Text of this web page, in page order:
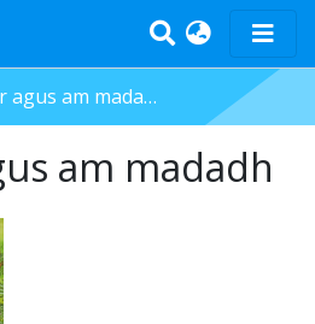
An tìgear agus am madadh
am madadh